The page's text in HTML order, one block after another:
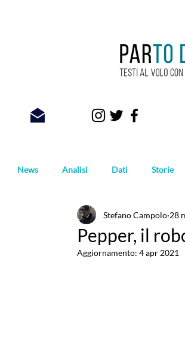
News Analisi Dati Storie
Pepper, il
Stefano Campolo 28
Aggiornamento: 4 apr 2021